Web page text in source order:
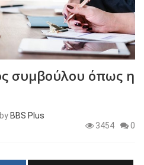
συμβούλου όπως η
byBBS Plus
3454
0